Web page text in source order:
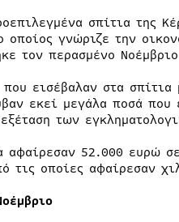
σπίτια της
γνώριζε την
τον περασμένο
εισέβαλαν στα
εκεί μεγάλα ποσά που
των
αφαίρεσαν 52.000 ευρώ
τις οποίες αφαίρεσαν